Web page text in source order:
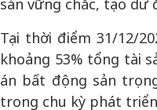
sản vững chắc, tạo
Tại thời điểm 31/12/
khoảng 53% tổng tài
án bất động sản
trong chu kỳ phát